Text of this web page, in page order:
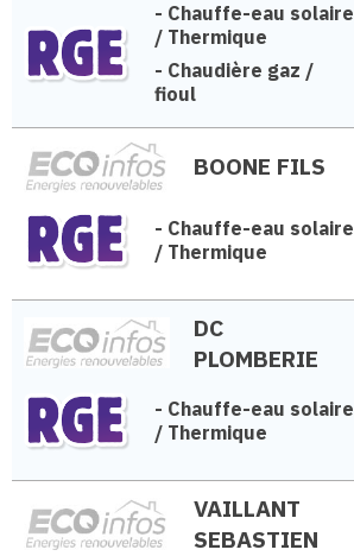
- Chauffe-eau solaire
/ Thermique
- Chaudière gaz /
fioul
BOONE FILS
- Chauffe-eau solaire
/ Thermique
DC
PLOMBERIE
- Chauffe-eau solaire
/ Thermique
VAILLANT
SEBASTIEN